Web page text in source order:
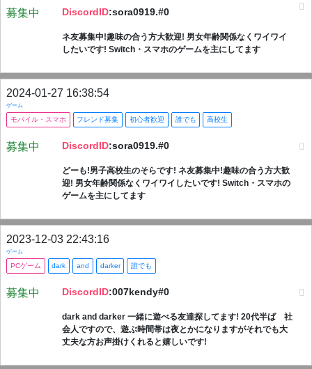
募集中 DiscordID:sora0919.#0
ネ友募集中!趣味の合う方大歓迎! 男女年齢関係なくワイワイ
したいです! Switch・スマホのゲームを主にしてます
2024-01-27 16:38:54
ゲーム
モバイル・スマホ フレンド募集 初心者歓迎 誰でも 高校生
募集中 DiscordID:sora0919.#0
どーも!男子高校生のそらです! ネ友募集中!趣味の合う方大歓
迎! 男女年齢関係なくワイワイしたいです! Switch・スマホの
ゲームを主にしてます
2023-12-03 22:43:16
ゲーム
PCゲーム dark and darker 誰でも
募集中 DiscordID:007kendy#0
dark and darker 一緒に遊べる友達探してます! 20代半ば 社
会人ですので、遊ぶ時間帯は夜とかになりますがそれでも大
丈夫な方お声掛けくれると嬉しいです!